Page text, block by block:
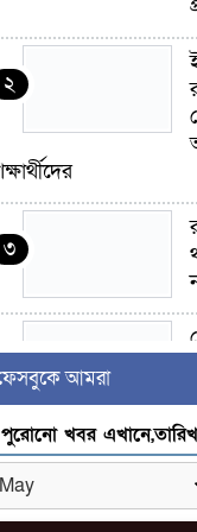
২
৩
৪
৫
আমরা
পুরোনো খবর